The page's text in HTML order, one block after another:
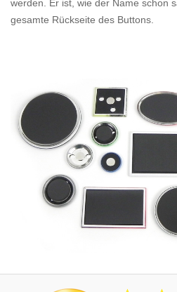
werden. Er ist, wie der Name schon
gesamte Rückseite des Buttons.